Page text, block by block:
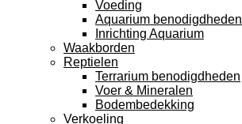
Voeding
Aquarium benodigdheden
Inrichting Aquarium
Waakborden
Reptielen
Terrarium benodigdheden
Voer & Mineralen
Bodembedekking
Verkoeling